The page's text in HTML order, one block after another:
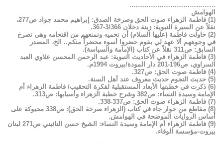
………………………………….
الهوامش
(1) فاطمة الزهراء صوت الحق وصرخة الصدق: إبراهيم محمد جواد ص277،
نقلاً عن السيرة النبوية: زينة دخلان 3/366-367.
(2) حاولت فاطمة (عليها السلام) أن تحميه وتمنعهم من اقتحامه وهي تصرخ
في وجوههم ألا عهد لي بقوم حضروا أسوء محضراً منكم.. الخ، المصدر
السابق: ص311 نقلاً عن كتاب (الإمامة والسياسة).
(3) فاطمة الزهراء في الأحاديث النبوية: عبد الرحمن المحسن علاوي العبد
السراوي، ص196-201 دار المودة/بيروت 1994م.
(4) فاطمة صوت الحق: ص327.
(5) حديث النجوم حديث معروف عند أهل السنة.
(6) ذكرت في خطبتها الأبعاد المستقبلية لفكرة التحقيب/ فاطمة الزهراء أم
الإمامة وسيدة النساء: ص382 وشرح خطبة الزهراء وأسبابها: ص313.
(7) فاطمة الزهراء صوت الحق: ص337-338.
(8) مقاطع من حوار جاء في كتاب (الزهراء صرخة الحق): ص338 محيوكة على
أساس الروايات الموضحة في الهوامش.
(9) فاطمة الزهراء أم الإمامة وسيدة النساء: الشيخ حسن النائيني ص271 لبنان
بيروت-مؤسسة الوفاء.